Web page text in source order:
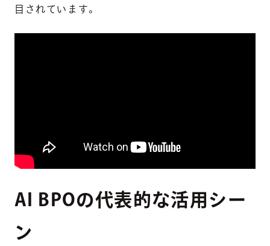
目されています。
AI BPOの代表的な活用シー
ン